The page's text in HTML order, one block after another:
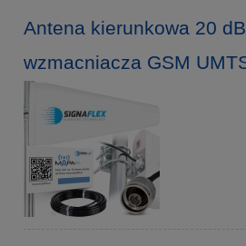
Antena kierunkowa 20
wzmacniacza GSM